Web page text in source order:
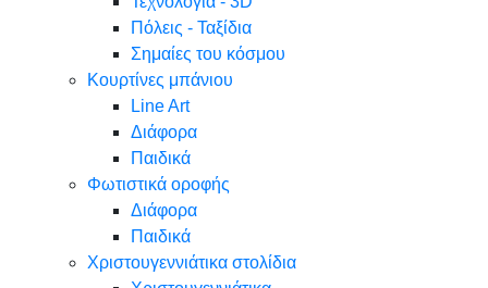
Πόλεις - Ταξίδια
Σημαίες του κόσμου
Κουρτίνες μπάνιου
Line Art
Διάφορα
Παιδικά
Φωτιστικά οροφής
Διάφορα
Παιδικά
Χριστουγεννιάτικα στολίδια